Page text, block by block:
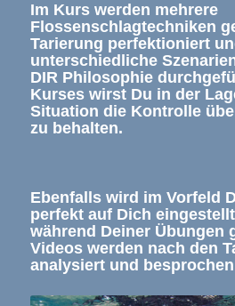
Im Kurs werden mehrere
Flossenschlagtechniken
Tarierung perfektioniert
unterschiedliche
DIR Philosophie
Kurses wirst Du in der
Situation die Kontrolle
zu behalten.
Ebenfalls wird im Vorfeld
perfekt auf Dich
während Deiner Übungen
Videos werden nach den
analysiert und